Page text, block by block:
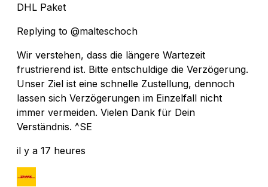
DHL Paket
Replying to @malteschoch
Wir verstehen, dass die längere Wartezeit
frustrierend ist. Bitte entschuldige die Verzögerung.
Unser Ziel ist eine schnelle Zustellung, dennoch
lassen sich Verzögerungen im Einzelfall nicht
immer vermeiden. Vielen Dank für Dein
Verständnis. ^SE
il y a 17 heures